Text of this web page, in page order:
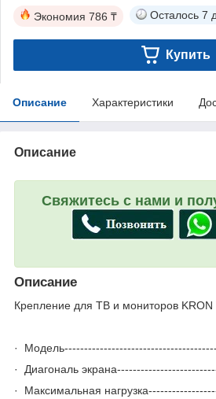
Экономия 786 ₸ Осталось 7
Купить
Описание Характеристики
Описание
Свяжитесь с нами и
Описание
Крепление для ТВ и мониторов KRON
·
· Диагональ
· Максимальная